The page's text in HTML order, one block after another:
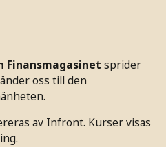
Finansmagasinet sprider
oss till den
av Infront. Kurser visas